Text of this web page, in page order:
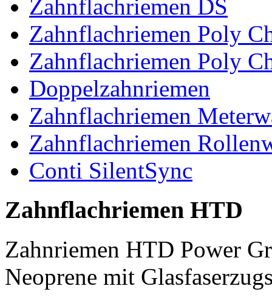
Zahnflachriemen DS
Zahnflachriemen Poly
Zahnflachriemen Poly
Doppelzahnriemen
Zahnflachriemen
Zahnflachriemen
Conti SilentSync
Zahnflachriemen HTD
Zahnriemen HTD Power
Neoprene mit